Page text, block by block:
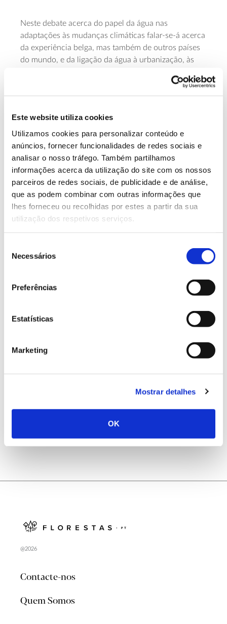
Este website utiliza cookies
Utilizamos cookies para personalizar conteúdo e
anúncios, fornecer funcionalidades de redes sociais e
analisar o nosso tráfego. Também partilhamos
informações acerca da utilização do site com os nossos
parceiros de redes sociais, de publicidade e de análise,
que as podem combinar com outras informações que
lhes forneceu ou recolhidas por estes a partir da sua
utilização dos respetivos serviços.
Necessários
Preferências
Estatísticas
Marketing
Mostrar detalhes
OK
Neste debate acerca do papel da água nas
adaptações às mudanças climáticas falar-se-á acerca
da experiência belga, mas também de outros países
do mundo, e da ligação da água à urbanização, às
organização daENABEL – Belgian Development Agency,
conferência das Nações Unidas sobre a Água, que
terá lugar em Nova Iorque. Registe-se até 14 de abril.
Saiba mais sobre esta conferência.
13.07.2026
Genoma do priolo e de outras espécies em risco:
cidadãos chamados a ajudar
Natureza e florestas procuram jovens voluntários
@2026
Contacte-nos
Quem Somos